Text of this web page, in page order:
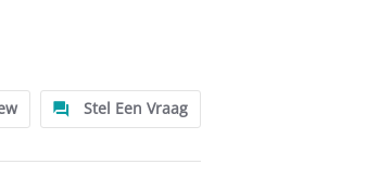
Stel Een Vraag